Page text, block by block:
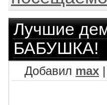
Лучшие
БАБУШКА!
Добавил max